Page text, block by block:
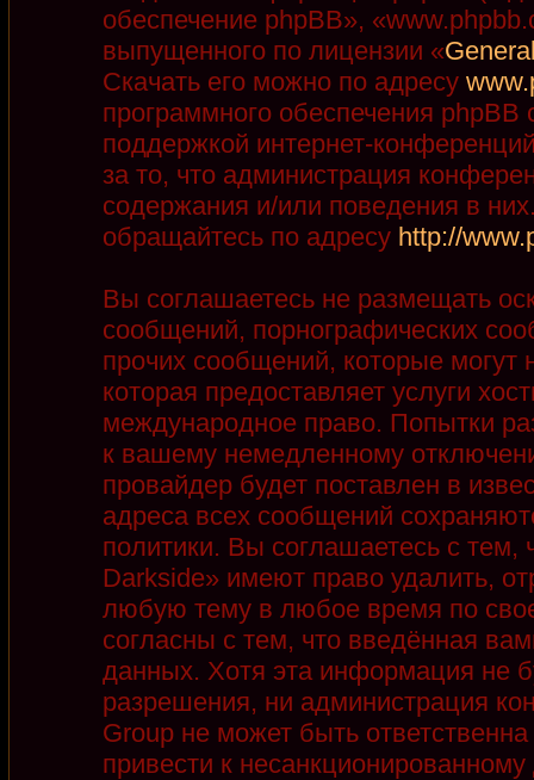
обеспечение phpBB»,
выпущенного по лицензии «
Скачать его можно по адресу
программного обеспечения phpBB
поддержкой интернет-
за то, что администрация
содержания и/или поведения в
обращайтесь по адресу http://
Вы соглашаетесь не размещать
сообщений, порнографических
прочих сообщений, которые
которая предоставляет услуги
международное право. Попытки
к вашему немедленному
провайдер будет поставлен в
адреса всех сообщений
политики. Вы соглашаетесь с
Darkside» имеют право удалить,
любую тему в любое время по
согласны с тем, что введённая
данных. Хотя эта информация не
разрешения, ни администрация
Group не может быть
привести к несанкционированному